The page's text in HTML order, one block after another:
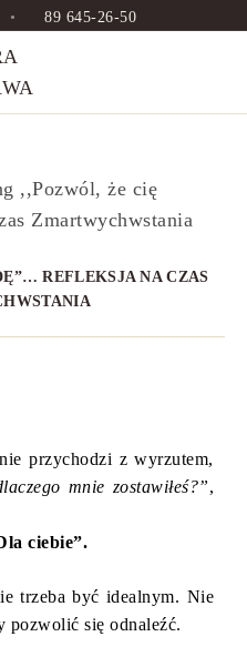
• 89 645-26-50
REFLEKSJA NA CZAS
przychodzi z wyrzutem,
mnie zostawiłeś?”,
ciebie”.
trzeba być idealnym. Nie
pozwolić się odnaleźć.